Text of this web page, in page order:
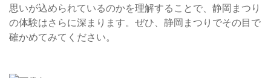
思いが込められているのかを理解することで、静岡まつり
の体験はさらに深まります。ぜひ、静岡まつりでその目で
確かめてみてください。